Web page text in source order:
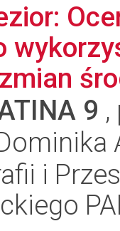
9
i